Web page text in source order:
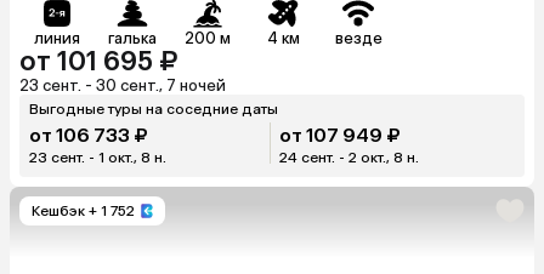
линия галька 200 м 4 км везде
от 101 695 ₽
23 сент. - 30 сент., 7 ночей
Выгодные туры на соседние даты
от 106 733 ₽
23 сент. - 1 окт., 8 н.
от 107 949 ₽
24 сент. - 2 окт., 8 н.
Кешбэк + 1 752